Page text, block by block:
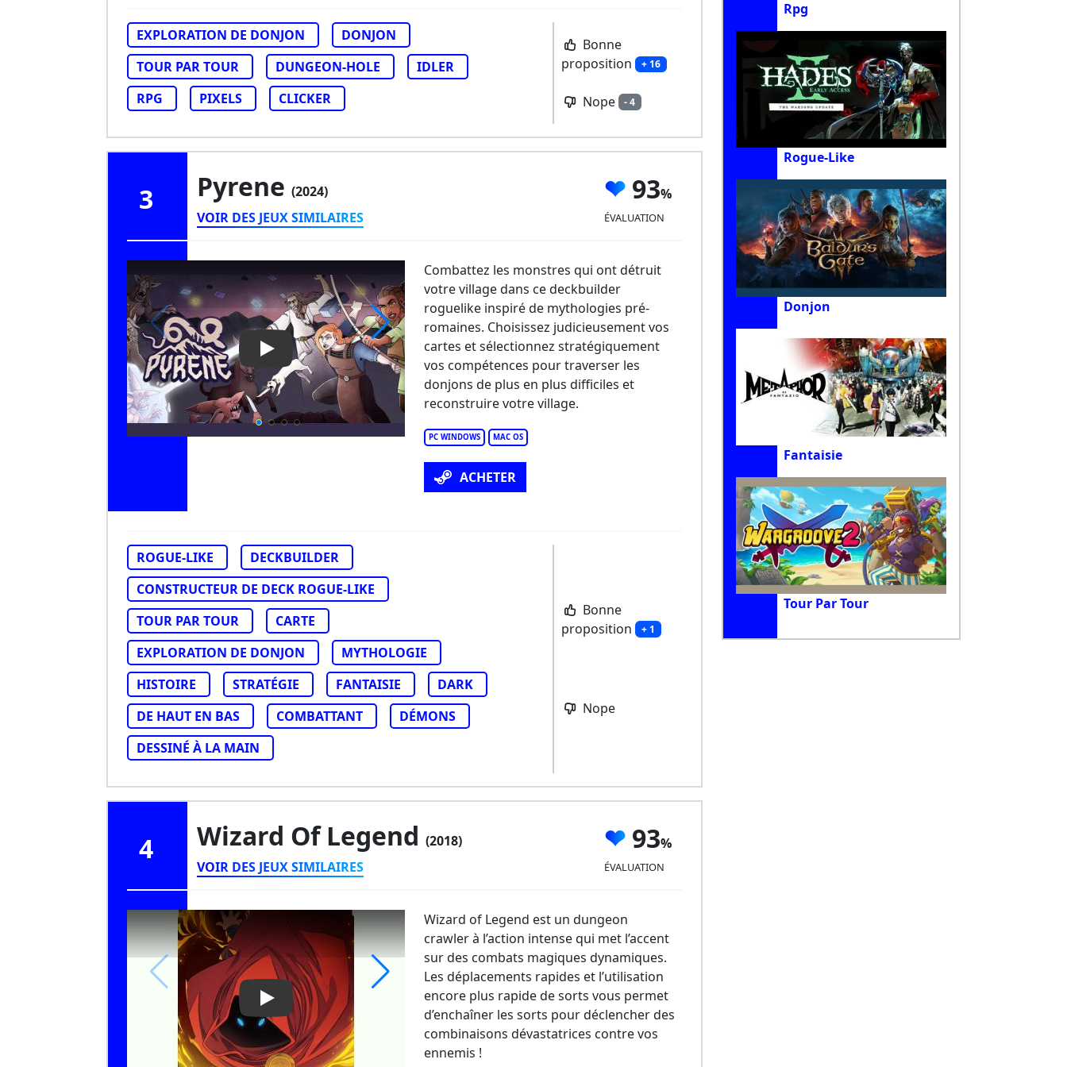
EXPLORATION DE DONJON
DONJON
TOUR PAR TOUR
DUNGEON-HOLE
IDLER
RPG
PIXELS CLICKER
Bonne
proposition + 16
Nope - 4
3 Pyrene (2024)
VOIR DES JEUX SIMILAIRES
93
ÉVALUATION
Play Video: Pyrene
PC WINDOWS MAC OS
Combattez les monstres qui ont détruit
votre village dans ce deckbuilder
roguelike inspiré de mythologies pré-
romaines. Choisissez judicieusement vos
cartes et sélectionnez stratégiquement
vos compétences pour traverser les
donjons de plus en plus difficiles et
reconstruire votre village.
ACHETER
ROGUE-LIKE
DECKBUILDER
CONSTRUCTEUR DE DECK ROGUE-LIKE
TOUR PAR TOUR
CARTE
EXPLORATION DE DONJON
MYTHOLOGIE
HISTOIRE
STRATÉGIE FANTAISIE
DARK
DE HAUT EN BAS
COMBATTANT
DÉMONS
DESSINÉ À LA MAIN
Bonne
proposition + 1
Nope
4 Wizard Of Legend (2018)
VOIR DES JEUX SIMILAIRES
93
ÉVALUATION
Play Video: Wizard of Legend
Wizard of Legend est un dungeon
crawler à l’action intense qui met l’accent
sur des combats magiques dynamiques.
Les déplacements rapides et l’utilisation
encore plus rapide de sorts vous permet
d’enchaîner les sorts pour déclencher des
combinaisons dévastatrices contre vos
ennemis !
Rpg
Rogue-Like
Donjon
Fantaisie
Tour Par Tour